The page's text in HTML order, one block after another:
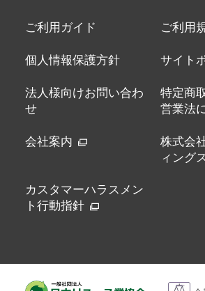
ご利用ガイド ご利用
個人情報保護方針 サイト
法人様向けお問い合わ
せ
特定商
営業法
会社案内
株式会
ィングス
カスタマーハラスメン
ト行動指針